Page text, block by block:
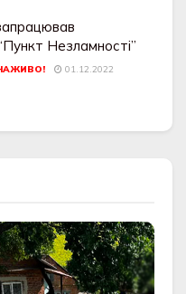
Незламнoстi”
01.12.2022